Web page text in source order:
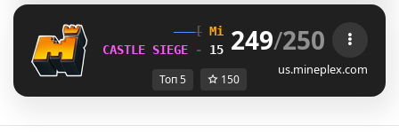
[ Mineplex Games ]
CASTLE SIEGE
- 15 HOURS, 9 MINUTES
249/250
us.mineplex.com
Топ 5 150